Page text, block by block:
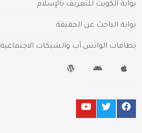
بوابة الكويت للتعريف بالإسلام
بوابة الباحث عن الحقيقة
بطاقات الواتس آب والشبكات الاجتماعية